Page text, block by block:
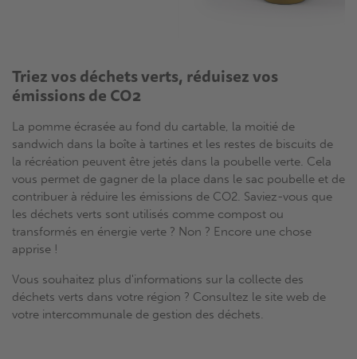
Triez vos déchets verts, réduisez vos
émissions de CO2
La pomme écrasée au fond du cartable, la moitié de
sandwich dans la boîte à tartines et les restes de biscuits de
la récréation peuvent être jetés dans la poubelle verte. Cela
vous permet de gagner de la place dans le sac poubelle et de
contribuer à réduire les émissions de CO2. Saviez-vous que
les déchets verts sont utilisés comme compost ou
transformés en énergie verte ? Non ? Encore une chose
apprise !
Vous souhaitez plus d'informations sur la collecte des
déchets verts dans votre région ? Consultez le site web de
votre intercommunale de gestion des déchets.